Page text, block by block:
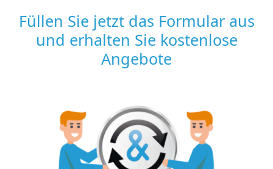
Füllen Sie jetzt das Formular aus
und erhalten Sie kostenlose
Angebote